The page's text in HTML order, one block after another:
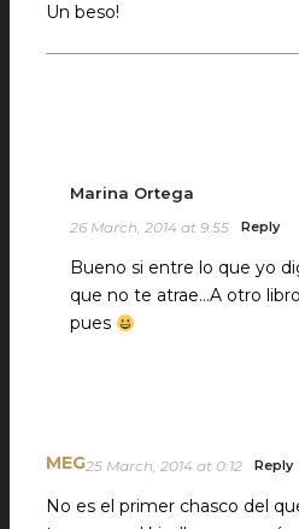
Un beso!
Marina Ortega
26 March, 2014 at 9:55 Reply
Bueno si entre lo que yo
que no te atrae…A otro
pues
MEG25 March, 2014 at 0:12 Reply
No es el primer chasco del